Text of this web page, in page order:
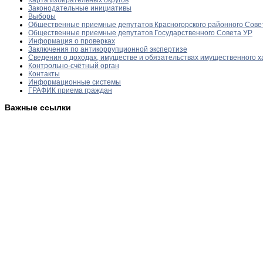
Законодательные инициативы
Выборы
Общественные приемные депутатов Красногорского районного
Общественные приемные депутатов Государственного Совета УР
Информация о проверках
Заключения по антикоррупционной экспертизе
Сведения о доходах, имуществе и обязательствах имущественного
Контрольно-счётный орган
Контакты
Информационные системы
ГРАФИК приема граждан
Важные ссылки